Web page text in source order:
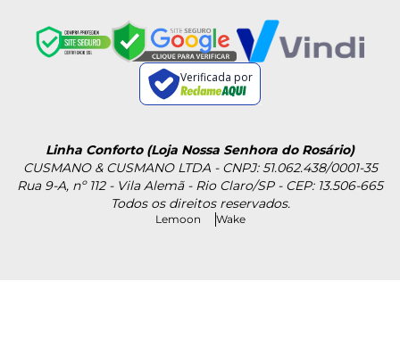
Verificada por
Linha Conforto (Loja Nossa Senhora do Rosário)
CUSMANO & CUSMANO LTDA - CNPJ: 51.062.438/0001-35
Rua 9-A, nº 112 - Vila Alemã - Rio Claro/SP - CEP: 13.506-665
Todos os direitos reservados.
Lemoon Wake